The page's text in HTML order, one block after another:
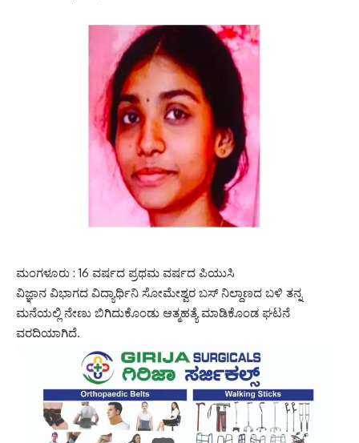
ಮಂಗಳೂರು : 16 ವರ್ಷದ ಪ್ರಥಮ ವರ್ಷದ ಪಿಯುಸಿ
ವಿಜ್ಞಾನ ವಿಭಾಗದ ವಿದ್ಯಾರ್ಥಿನಿ ಸೋಮೇಶ್ವರ ಬಸ್‌ ನಿಲ್ದಾಣದ ಬಳಿ ತನ್ನ
ಮನೆಯಲ್ಲಿ ನೇಣು ಬಿಗಿದುಕೊಂಡು ಆತ್ಮಹತ್ಯೆ ಮಾಡಿಕೊಂಡ ಘಟನೆ
ವರದಿಯಾಗಿದೆ.